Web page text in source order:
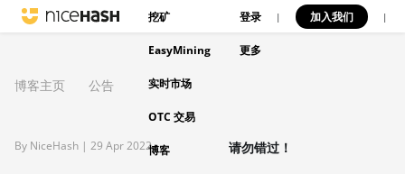
挖矿
EasyMining
实时市场
OTC 交易
博客
登录 | 加入我们 |
更多
博客主页 公告
By NiceHash | 29 Apr 2022 请勿错过！